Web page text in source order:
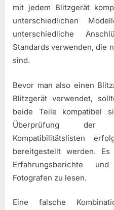
mit jedem Blitzgerät
unterschiedlichen
unterschiedliche
Standards verwenden, die
sind.
Bevor man also einen
Blitzgerät verwendet,
beide Teile kompatibel
Überprüfung der
Kompatibilitätslisten
bereitgestellt werden.
Erfahrungsberichte
Fotografen zu lesen.
Eine falsche